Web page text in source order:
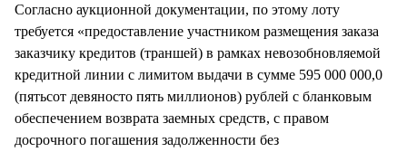
Согласно аукционной документации, по этому лоту
требуется «предоставление участником размещения заказа
заказчику кредитов (траншей) в рамках невозобновляемой
кредитной линии с лимитом выдачи в сумме 595 000 000,0
(пятьсот девяносто пять миллионов) рублей с бланковым
обеспечением возврата заемных средств, с правом
досрочного погашения задолженности без